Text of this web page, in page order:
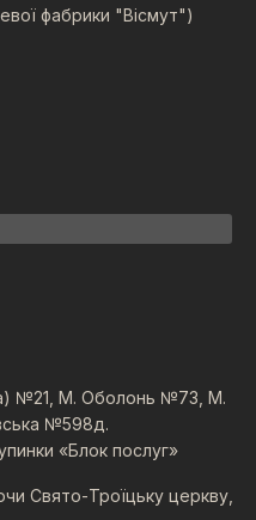
фабрики "Вісмут")
№21, М. Оболонь №73, М.
№598д.
«Блок послуг»
Свято-Троїцьку церкву,